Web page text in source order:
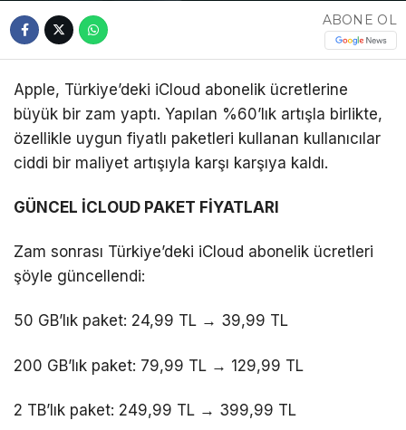
ABONE OL
Apple, Türkiye’deki iCloud abonelik ücretlerine
büyük bir zam yaptı. Yapılan %60’lık artışla birlikte,
özellikle uygun fiyatlı paketleri kullanan kullanıcılar
ciddi bir maliyet artışıyla karşı karşıya kaldı.
GÜNCEL İCLOUD PAKET FİYATLARI
Zam sonrası Türkiye’deki iCloud abonelik ücretleri
şöyle güncellendi:
50 GB’lık paket: 24,99 TL → 39,99 TL
200 GB’lık paket: 79,99 TL → 129,99 TL
2 TB’lık paket: 249,99 TL → 399,99 TL